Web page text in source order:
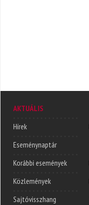
AKTUÁLIS
Hírek
Eseménynaptár
Korábbi események
Közlemények
Sajtóvisszhang